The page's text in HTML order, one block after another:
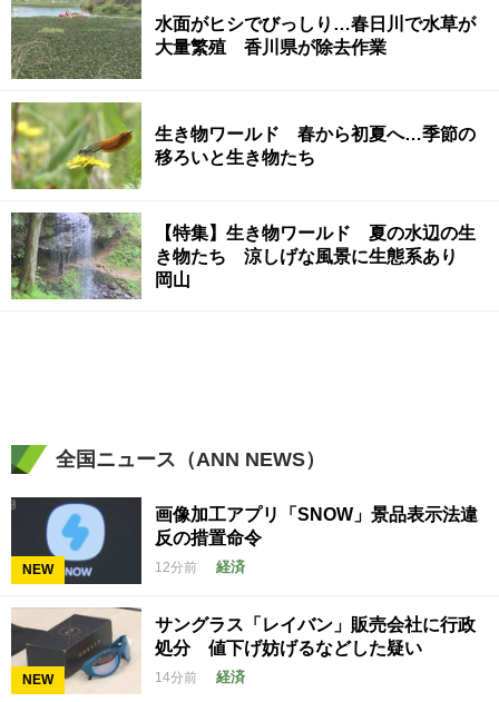
水面がヒシでびっしり…春日川で水草が
大量繁殖 香川県が除去作業
生き物ワールド 春から初夏へ…季節の
移ろいと生き物たち
【特集】生き物ワールド 夏の水辺の生
き物たち 涼しげな風景に生態系あり
岡山
全国ニュース（ANN NEWS）
NEW
画像加工アプリ「SNOW」景品表示法違
反の措置命令
12分前 経済
NEW
サングラス「レイバン」販売会社に行政
処分 値下げ妨げるなどした疑い
14分前 経済